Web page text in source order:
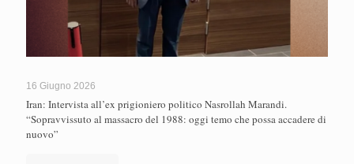
16 Giugno 2026
Iran: Intervista all’ex prigioniero politico Nasrollah Marandi.
“Sopravvissuto al massacro del 1988: oggi temo che possa accadere di
nuovo”